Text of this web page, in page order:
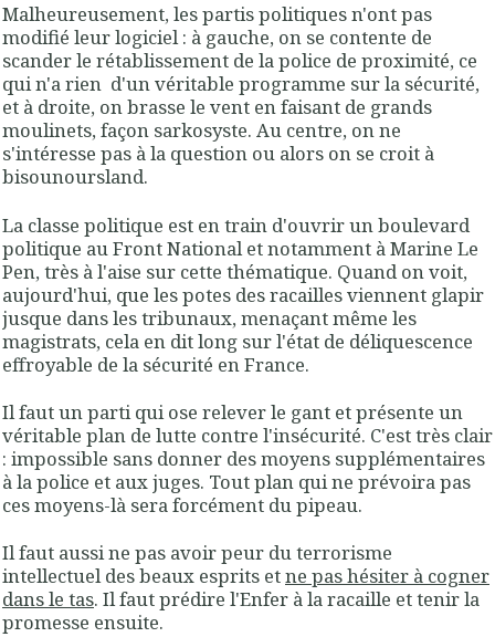
Malheureusement, les partis politiques n'ont pas
modifié leur logiciel : à gauche, on se contente de
scander le rétablissement de la police de proximité, ce
qui n'a rien d'un véritable programme sur la sécurité,
et à droite, on brasse le vent en faisant de grands
moulinets, façon sarkosyste. Au centre, on ne
s'intéresse pas à la question ou alors on se croit à
bisounoursland.
La classe politique est en train d'ouvrir un boulevard
politique au Front National et notamment à Marine Le
Pen, très à l'aise sur cette thématique. Quand on voit,
aujourd'hui, que les potes des racailles viennent glapir
jusque dans les tribunaux, menaçant même les
magistrats, cela en dit long sur l'état de déliquescence
effroyable de la sécurité en France.
Il faut un parti qui ose relever le gant et présente un
véritable plan de lutte contre l'insécurité. C'est très clair
: impossible sans donner des moyens supplémentaires
à la police et aux juges. Tout plan qui ne prévoira pas
ces moyens-là sera forcément du pipeau.
Il faut aussi ne pas avoir peur du terrorisme
intellectuel des beaux esprits etne pas hésiter à cogner
dans le tas. Il faut prédire l'Enfer à la racaille et tenir la
promesse ensuite.